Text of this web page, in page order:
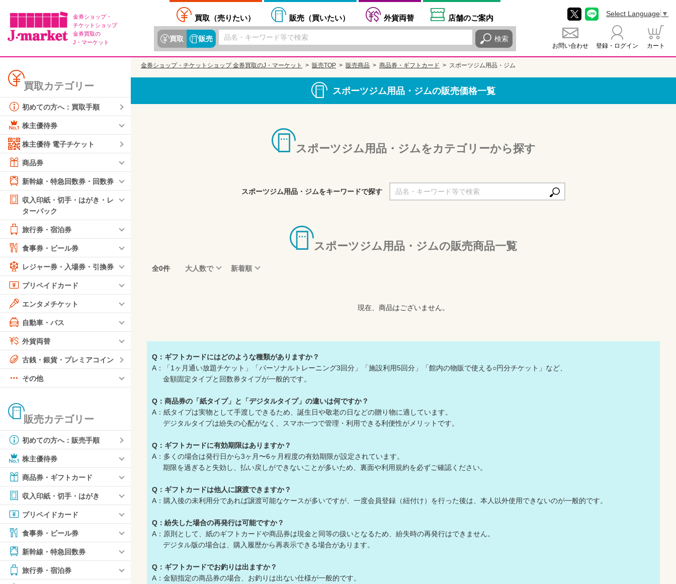
金券ショップ・
チケットショップ
金券買取の
J・マーケット
買取（売りたい） 販売（買いたい） 外貨両替 店舗のご案内
買取 販売 検索
お問い合わせ 登録・ログイン カート
Select Language ▼
買取カテゴリー
初めての方へ：買取手順
株主優待券
株主優待 電子チケット
商品券
新幹線・特急回数券・回数券
収入印紙・切手・はがき・レ
ターパック
旅行券・宿泊券
食事券・ビール券
レジャー券・入場券・引換券
プリペイドカード
エンタメチケット
自動車・バス
外貨両替
古銭・銀貨・プレミアコイン
その他
販売カテゴリー
初めての方へ：販売手順
株主優待券
商品券・ギフトカード
収入印紙・切手・はがき
プリペイドカード
食事券・ビール券
新幹線・特急回数券
旅行券・宿泊券
金券ショップ・チケットショップ 金券買取のJ・マーケット 販売TOP 販売商品 商品券・ギフトカード スポーツジム用品・ジム
スポーツジム用品・ジムの販売価格一覧
スポーツジム用品・ジムをカテゴリーから探す
スポーツジム用品・ジムをキーワードで探す
スポーツジム用品・ジムの販売商品一覧
全0件 大人数で 新着順
現在、商品はございません。
Q：ギフトカードにはどのような種類がありますか？
A：「1ヶ月通い放題チケット」「パーソナルトレーニング3回分」「施設利用5回分」「館内の物販で使える○円分チケット」など、
金額固定タイプと回数券タイプが一般的です。
Q：商品券の「紙タイプ」と「デジタルタイプ」の違いは何ですか？
A：紙タイプは実物として手渡しできるため、誕生日や敬老の日などの贈り物に適しています。
デジタルタイプは紛失の心配がなく、スマホ一つで管理・利用できる利便性がメリットです。
Q：ギフトカードに有効期限はありますか？
A：多くの場合は発行日から3ヶ月〜6ヶ月程度の有効期限が設定されています。
期限を過ぎると失効し、払い戻しができないことが多いため、裏面や利用規約を必ずご確認ください。
Q：ギフトカードは他人に譲渡できますか？
A：購入後の未利用分であれば譲渡可能なケースが多いですが、一度会員登録（紐付け）を行った後は、本人以外使用できないのが一般的です。
Q：紛失した場合の再発行は可能ですか？
A：原則として、紙のギフトカードや商品券は現金と同等の扱いとなるため、紛失時の再発行はできません。
デジタル版の場合は、購入履歴から再表示できる場合があります。
Q：ギフトカードでお釣りは出ますか？
A：金額指定の商品券の場合、お釣りは出ない仕様が一般的です。